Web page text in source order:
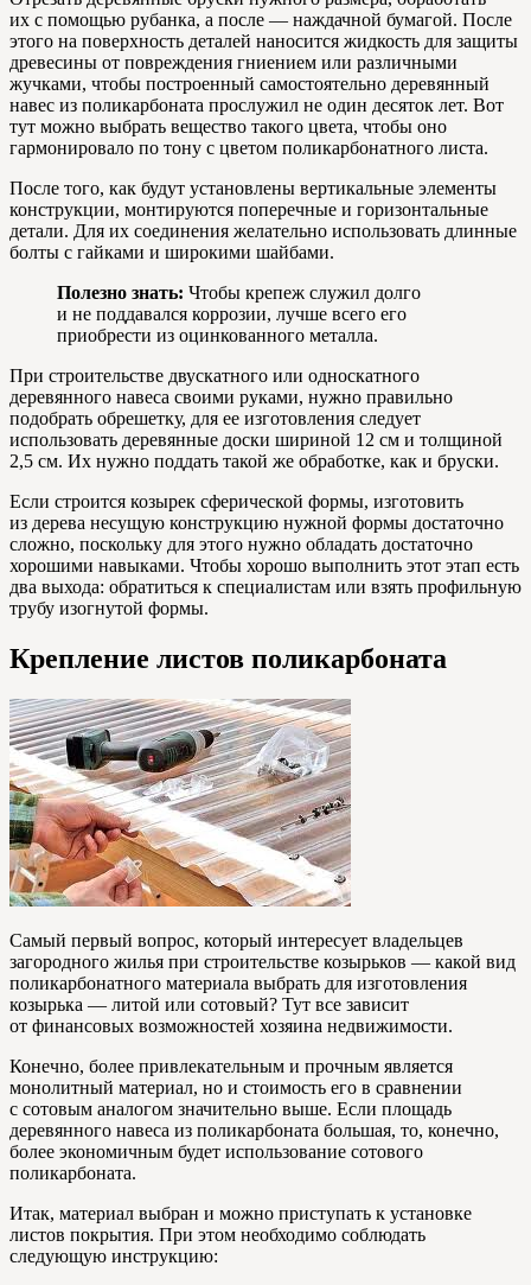
их с помощью рубанка, а после — наждачной бумагой. После
этого на поверхность деталей наносится жидкость для защиты
древесины от повреждения гниением или различными
жучками, чтобы построенный самостоятельно деревянный
навес из поликарбоната прослужил не один десяток лет. Вот
тут можно выбрать вещество такого цвета, чтобы оно
гармонировало по тону с цветом поликарбонатного листа.
После того, как будут установлены вертикальные элементы
конструкции, монтируются поперечные и горизонтальные
детали. Для их соединения желательно использовать длинные
болты с гайками и широкими шайбами.
Полезно знать: Чтобы крепеж служил долго
и не поддавался коррозии, лучше всего его
приобрести из оцинкованного металла.
При строительстве двускатного или односкатного
деревянного навеса своими руками, нужно правильно
подобрать обрешетку, для ее изготовления следует
использовать деревянные доски шириной 12 см и толщиной
2,5 см. Их нужно поддать такой же обработке, как и бруски.
Если строится козырек сферической формы, изготовить
из дерева несущую конструкцию нужной формы достаточно
сложно, поскольку для этого нужно обладать достаточно
хорошими навыками. Чтобы хорошо выполнить этот этап есть
два выхода: обратиться к специалистам или взять профильную
трубу изогнутой формы.
Крепление листов поликарбоната
Самый первый вопрос, который интересует владельцев
загородного жилья при строительстве козырьков — какой вид
поликарбонатного материала выбрать для изготовления
козырька — литой или сотовый? Тут все зависит
от финансовых возможностей хозяина недвижимости.
Конечно, более привлекательным и прочным является
монолитный материал, но и стоимость его в сравнении
с сотовым аналогом значительно выше. Если площадь
деревянного навеса из поликарбоната большая, то, конечно,
более экономичным будет использование сотового
поликарбоната.
Итак, материал выбран и можно приступать к установке
листов покрытия. При этом необходимо соблюдать
следующую инструкцию: